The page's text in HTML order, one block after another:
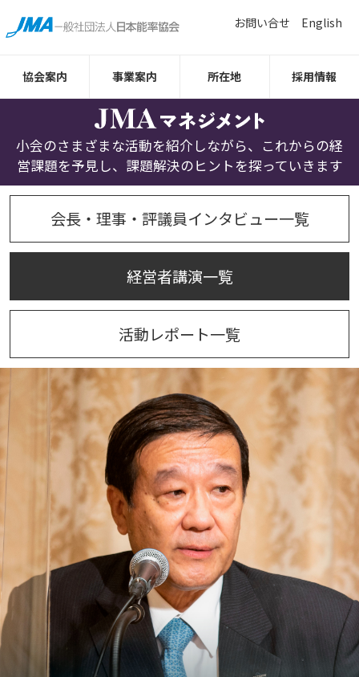
協会案内 事業案内 所在地 採用情報
お問い合せ English
小会のさまざまな活動を紹介しながら、これからの経
営課題を予見し、課題解決のヒントを探っていきます
会長・理事・評議員インタビュー一覧
経営者講演一覧
活動レポート一覧